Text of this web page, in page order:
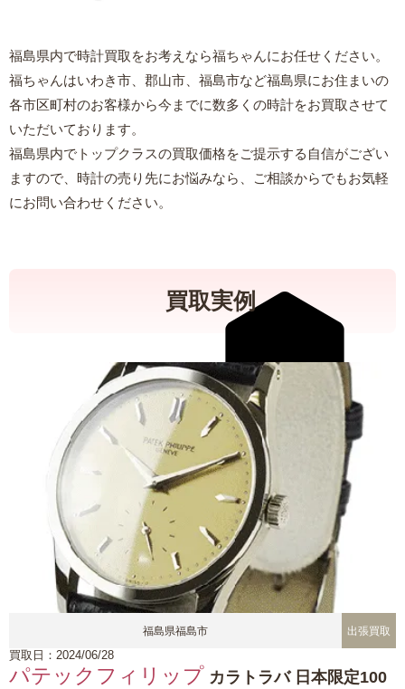
福島県内で時計買取をお考えなら福ちゃんにお任せください。
福ちゃんはいわき市、郡山市、福島市など福島県にお住まいの
各市区町村のお客様から今までに数多くの時計をお買取させて
いただいております。
福島県内でトップクラスの買取価格をご提示する自信がござい
ますので、時計の売り先にお悩みなら、ご相談からでもお気軽
にお問い合わせください。
買取実例
福島県福島市 出張買取
買取日：2024/06/28
パテックフィリップ カラトラバ 日本限定100